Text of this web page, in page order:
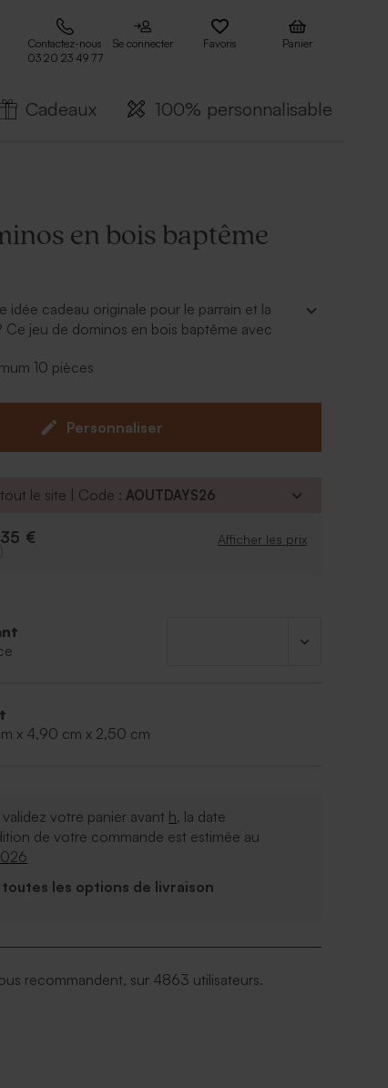
Contactez-nous
03 20 23 49 77
Se connecter Favoris Panier
Cadeaux 100% personnalisable
en bois baptême
idée cadeau originale pour le parrain et la
Ce jeu de dominos en bois baptême avec
que sa date de naissance ou date de
de 28 pièces.
10 pièces
Personnaliser
le site | Code :AOUTDAYS26
€ Afficher les prix
x 4,90 cm x 2,50 cm
votre panier avant h, la date
de votre commande est estimée au
toutes les options de livraison
recommandent, sur 4863 utilisateurs.